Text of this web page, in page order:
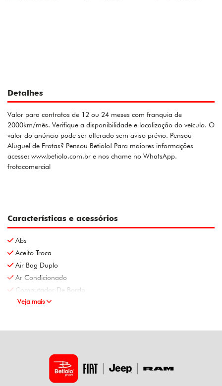
Detalhes
Valor para contratos de 12 ou 24 meses com franquia de
2000km/mês. Verifique a disponibilidade e localização do veículo. O
valor do anúncio pode ser alterado sem aviso prévio. Pensou
Aluguel de Frotas? Pensou Betiolo! Para maiores informações
acesse: www.betiolo.com.br e nos chame no WhatsApp.
frotacomercial
Características e acessórios
Abs
Aceito Troca
Air Bag Duplo
Ar Condicionado
Computador De Bordo
Veja mais